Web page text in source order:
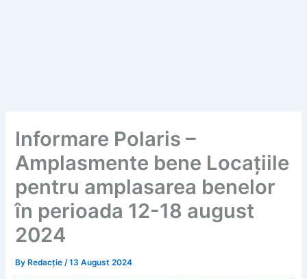
Informare Polaris –
Amplasmente bene Locațiile
pentru amplasarea benelor
în perioada 12-18 august
2024
By Redacție/13 August 2024